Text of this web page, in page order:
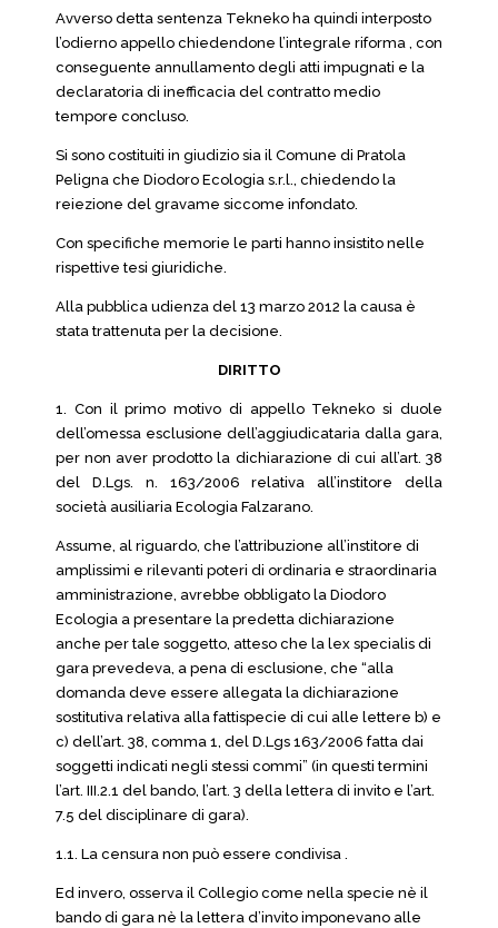
Avverso detta sentenza Tekneko ha quindi interposto
l’odierno appello chiedendone l’integrale riforma , con
conseguente annullamento degli atti impugnati e la
declaratoria di inefficacia del contratto medio
tempore concluso.
Si sono costituiti in giudizio sia il Comune di Pratola
Peligna che Diodoro Ecologia s.r.l., chiedendo la
reiezione del gravame siccome infondato.
Con specifiche memorie le parti hanno insistito nelle
rispettive tesi giuridiche.
Alla pubblica udienza del 13 marzo 2012 la causa è
stata trattenuta per la decisione.
DIRITTO
1. Con il primo motivo di appello Tekneko si duole
dell’omessa esclusione dell’aggiudicataria dalla gara,
per non aver prodotto la dichiarazione di cui all’art. 38
del D.Lgs. n. 163/2006 relativa all’institore della
società ausiliaria Ecologia Falzarano.
Assume, al riguardo, che l’attribuzione all’institore di
amplissimi e rilevanti poteri di ordinaria e straordinaria
amministrazione, avrebbe obbligato la Diodoro
Ecologia a presentare la predetta dichiarazione
anche per tale soggetto, atteso che la lex specialis di
gara prevedeva, a pena di esclusione, che “alla
domanda deve essere allegata la dichiarazione
sostitutiva relativa alla fattispecie di cui alle lettere b) e
c) dell’art. 38, comma 1, del D.Lgs 163/2006 fatta dai
soggetti indicati negli stessi commi” (in questi termini
l’art. III.2.1 del bando, l’art. 3 della lettera di invito e l’art.
7.5 del disciplinare di gara).
1.1. La censura non può essere condivisa .
Ed invero, osserva il Collegio come nella specie nè il
bando di gara nè la lettera d’invito imponevano alle